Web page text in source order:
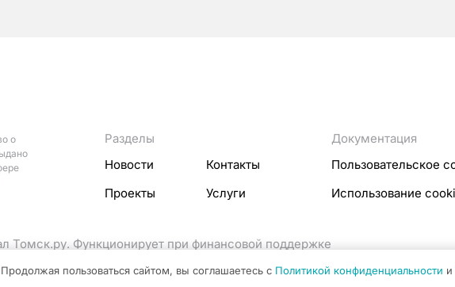
о
Разделы
Новости
Контакты
Проекты
Услуги
Документация
Пользовательское
Использование
Томск.ру. Функционирует при финансовой поддержке
пользоваться сайтом, вы соглашаетесь с Политикой конфиденциальности и